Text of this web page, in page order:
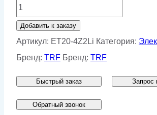
Количество
товара
Вилочный
погрузчик
ET20-
4Z2Li
Добавить к заказу
Артикул: ET20-4Z2Li Категория:
Бренд: TRF Бренд: TRF
Быстрый заказ Запрос
Обратный звонок